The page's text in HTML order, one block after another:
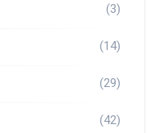
(3)
(14)
(29)
(42)